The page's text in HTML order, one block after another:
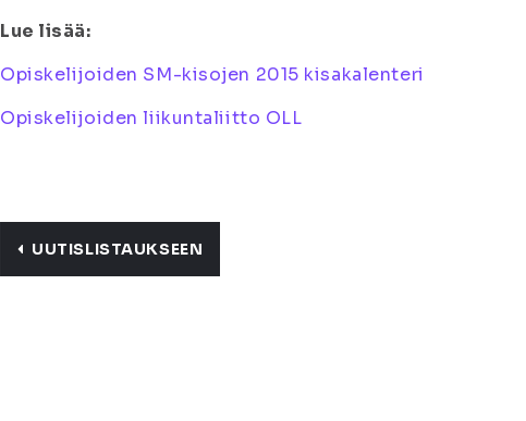
Lue lisää:
Opiskelijoiden SM-kisojen 2015 kisakalenteri
Opiskelijoiden liikuntaliitto OLL
UUTISLISTAUKSEEN